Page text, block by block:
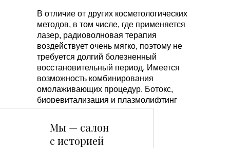
В отличие от других косметологических
методов, в том числе, где применяется
лазер, радиоволновая терапия
воздействует очень мягко, поэтому не
требуется долгий болезненный
восстановительный период. Имеется
возможность комбинирования
омолаживающих процедур. Ботокс,
биоревитализация и плазмолифтинг
прекрасно сочетаются с фракционным
приведёт к потрясающему эффекту.
Отсутствуют побочные эффекты. Не
Мы — салон
с историей